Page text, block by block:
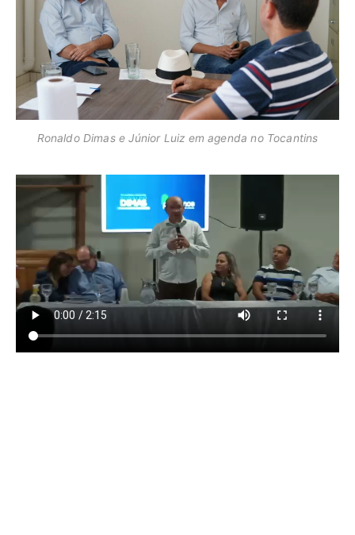
Ronaldo Dimas e Júnior Luiz em agenda no Tocantins